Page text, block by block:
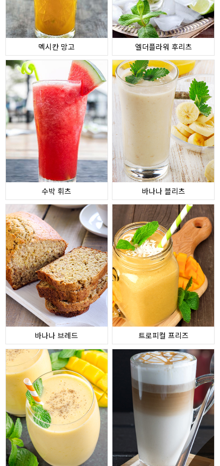
멕시칸 망고 엘더플라워 후리츠
수박 휘츠 바나나 블리츠
바나나 브레드 트로피컬 프리즈